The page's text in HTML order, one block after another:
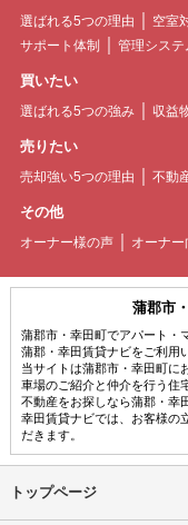
選ばれる5つの理由 空室
サポート体制
管理システ
買いたい
選ばれる5つの強み 収益
売りたい
売却強い5つの理由 不動
その他
オーナー様の声 オーナー
蒲郡市
蒲郡市・幸田町でアパート・
蒲郡・幸田賃貸ナビをご利用
当サイトは蒲郡市・幸田町に
車場のご紹介と仲介を行う住
不動産をお探しなら蒲郡・幸
幸田賃貸ナビでは、お客様の
だきます。
トップページ